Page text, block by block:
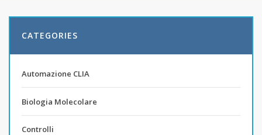
CATEGORIES
Automazione CLIA
Biologia Molecolare
Controlli